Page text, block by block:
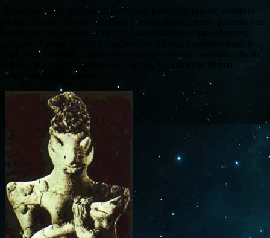
Particularmente creo que una invasión podría ser posible viéndolo
desde el punto de vista científico y astronómico; pienso que esto nos
traería graves consecuencias a la humanidad; si es que sobrevive
esta opción, debido a todas las señales que se nos muestran a diario
en los cielos, en los titulares de noticias, y hasta en el mismo
comportamiento humano.